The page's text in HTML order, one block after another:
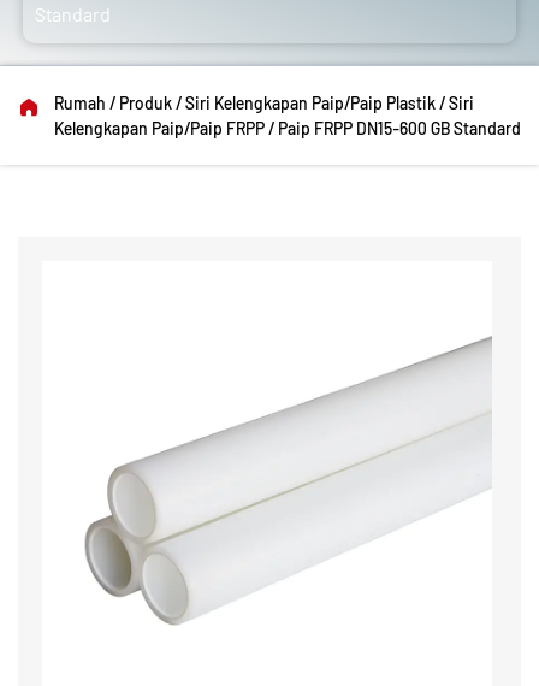
Standard
Rumah / Produk/Siri Kelengkapan Paip/Paip Plastik/Siri
Kelengkapan Paip/Paip FRPP/ Paip FRPP DN15-600 GB Standard